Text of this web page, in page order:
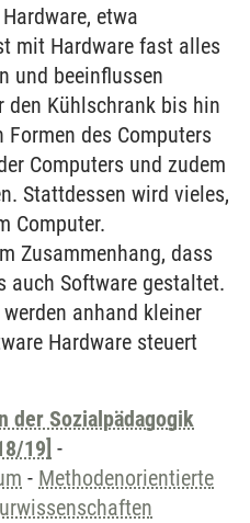
etwa
mit Hardware fast alles
und beeinflussen
den Kühlschrank bis hin
des Computers
Computers und zudem
Stattdessen wird vieles,
Computer.
Zusammenhang, dass
auch Software gestaltet.
anhand kleiner
Hardware steuert
der Sozialpädagogik
19] -
- Methodenorientierte